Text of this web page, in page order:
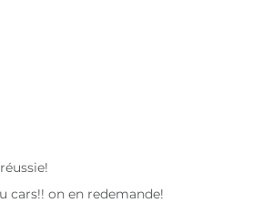
cars!! on en redemande!